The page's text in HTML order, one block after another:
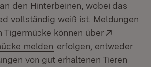
den Hinterbeinen, wobei das
vollständig weiß ist. Meldungen
Tigermücke können über
melden (Öffnet in neuem
erfolgen, entweder
von gut erhaltenen Tieren